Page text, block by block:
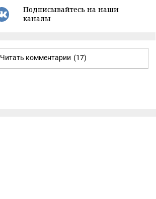
Подписывайтесь на наши
каналы
Читать комментарии (17)